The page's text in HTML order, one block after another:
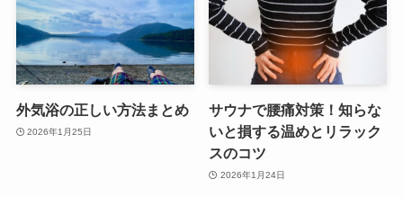
外気浴の正しい方法まとめ
2026年1月25日
サウナで腰痛対策！知らな
いと損する温めとリラック
スのコツ
2026年1月24日